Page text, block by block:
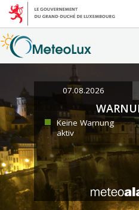
07.08.2026
Keine Warnung
aktiv